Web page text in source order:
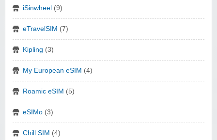
iSinwheel (9)
eTravelSIM (7)
Kipling (3)
My European eSIM (4)
Roamic eSIM (5)
eSIMo (3)
Chill SIM (4)